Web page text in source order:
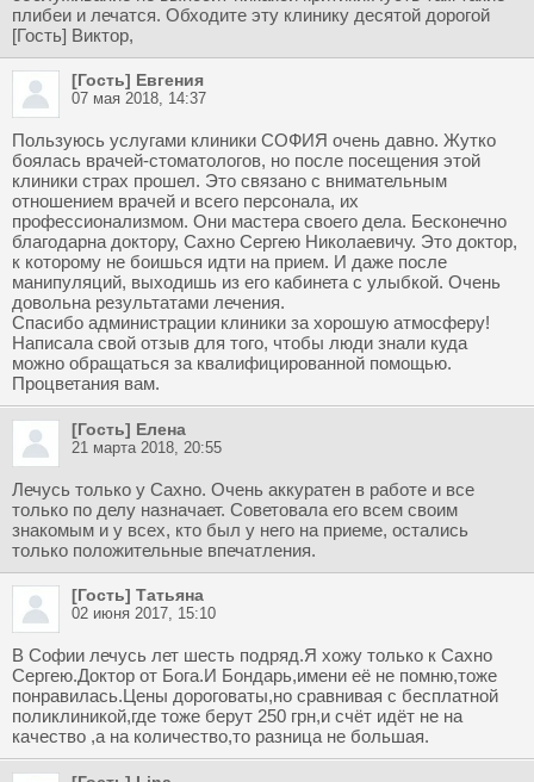
плибеи и лечатся. Обходите эту клинику десятой дорогой
[Гость] Виктор,
[Гость] Евгения
07 мая 2018, 14:37
Пользуюсь услугами клиники СОФИЯ очень давно. Жутко
боялась врачей-стоматологов, но после посещения этой
клиники страх прошел. Это связано с внимательным
отношением врачей и всего персонала, их
профессионализмом. Они мастера своего дела. Бесконечно
благодарна доктору, Сахно Сергею Николаевичу. Это доктор,
к которому не боишься идти на прием. И даже после
манипуляций, выходишь из его кабинета с улыбкой. Очень
довольна результатами лечения.
Спасибо администрации клиники за хорошую атмосферу!
Написала свой отзыв для того, чтобы люди знали куда
можно обращаться за квалифицированной помощью.
Процветания вам.
[Гость] Елена
21 марта 2018, 20:55
Лечусь только у Сахно. Очень аккуратен в работе и все
только по делу назначает. Советовала его всем своим
знакомым и у всех, кто был у него на приеме, остались
только положительные впечатления.
[Гость] Татьяна
02 июня 2017, 15:10
В Софии лечусь лет шесть подряд.Я хожу только к Сахно
Сергею.Доктор от Бога.И Бондарь,имени её не помню,тоже
понравилась.Цены дороговаты,но сравнивая с бесплатной
поликлиникой,где тоже берут 250 грн,и счёт идёт не на
качество ,а на количество,то разница не большая.